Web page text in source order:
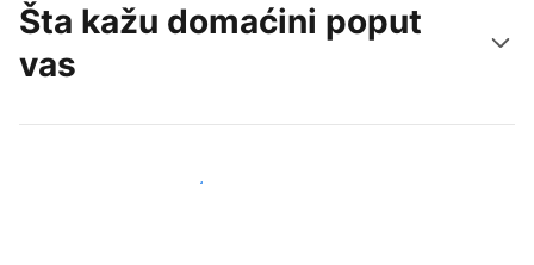
Šta kažu domaćini poput
vas
Pridružite se domaćinima poput vas